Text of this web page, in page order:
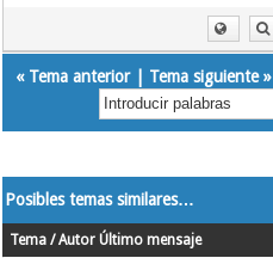
« Tema anterior| Tema siguiente»
Posibles temas similares…
Tema / Autor Último mensaje